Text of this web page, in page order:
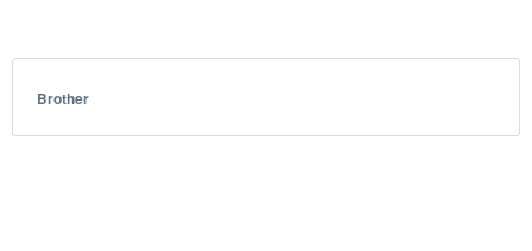
Brother